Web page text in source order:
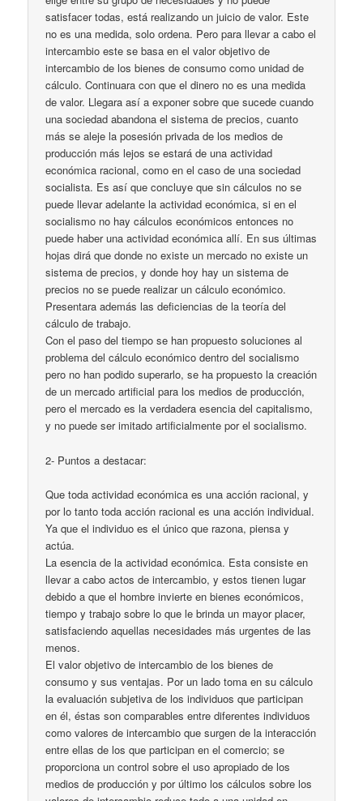
satisfacer todas, está realizando un juicio de valor. Este
no es una medida, solo ordena. Pero para llevar a cabo el
intercambio este se basa en el valor objetivo de
intercambio de los bienes de consumo como unidad de
cálculo. Continuara con que el dinero no es una medida
de valor. Llegara así a exponer sobre que sucede cuando
una sociedad abandona el sistema de precios, cuanto
más se aleje la posesión privada de los medios de
producción más lejos se estará de una actividad
económica racional, como en el caso de una sociedad
socialista. Es así que concluye que sin cálculos no se
puede llevar adelante la actividad económica, si en el
socialismo no hay cálculos económicos entonces no
puede haber una actividad económica allí. En sus últimas
hojas dirá que donde no existe un mercado no existe un
sistema de precios, y donde hoy hay un sistema de
precios no se puede realizar un cálculo económico.
Presentara además las deficiencias de la teoría del
cálculo de trabajo.
Con el paso del tiempo se han propuesto soluciones al
problema del cálculo económico dentro del socialismo
pero no han podido superarlo, se ha propuesto la creación
de un mercado artificial para los medios de producción,
pero el mercado es la verdadera esencia del capitalismo,
y no puede ser imitado artificialmente por el socialismo.
2- Puntos a destacar:
Que toda actividad económica es una acción racional, y
por lo tanto toda acción racional es una acción individual.
Ya que el individuo es el único que razona, piensa y
actúa.
La esencia de la actividad económica. Esta consiste en
llevar a cabo actos de intercambio, y estos tienen lugar
debido a que el hombre invierte en bienes económicos,
tiempo y trabajo sobre lo que le brinda un mayor placer,
satisfaciendo aquellas necesidades más urgentes de las
menos.
El valor objetivo de intercambio de los bienes de
consumo y sus ventajas. Por un lado toma en su cálculo
la evaluación subjetiva de los individuos que participan
en él, éstas son comparables entre diferentes individuos
como valores de intercambio que surgen de la interacción
entre ellas de los que participan en el comercio; se
proporciona un control sobre el uso apropiado de los
medios de producción y por último los cálculos sobre los